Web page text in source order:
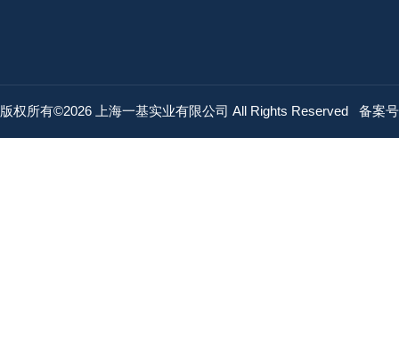
版权所有©2026 上海一基实业有限公司 All Rights Reserved 备案